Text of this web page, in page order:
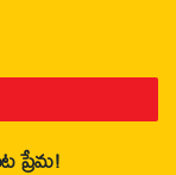
ప్రేమ!